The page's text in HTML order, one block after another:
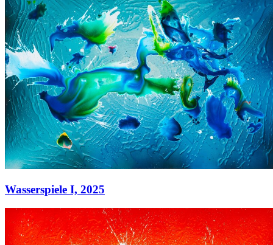
Wasserspiele I, 2025
Wasserspiele I,
2025
Acryl auf Leinwand
130 x 180 cm